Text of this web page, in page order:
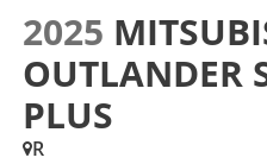
2025
OUTLANDER
PLUS
R